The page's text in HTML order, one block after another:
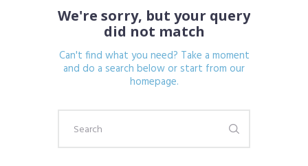
We're sorry, but your query
did not match
Can't find what you need? Take a moment
and do a search below or start from our
homepage.